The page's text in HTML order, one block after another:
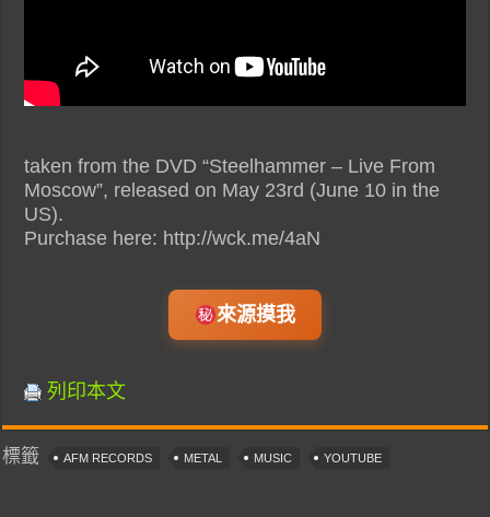
taken from the DVD “Steelhammer – Live From
Moscow”, released on May 23rd (June 10 in the
US).
Purchase here: http://wck.me/4aN
來源摸我
列印本文
標籤 AFM RECORDS METAL MUSIC YOUTUBE